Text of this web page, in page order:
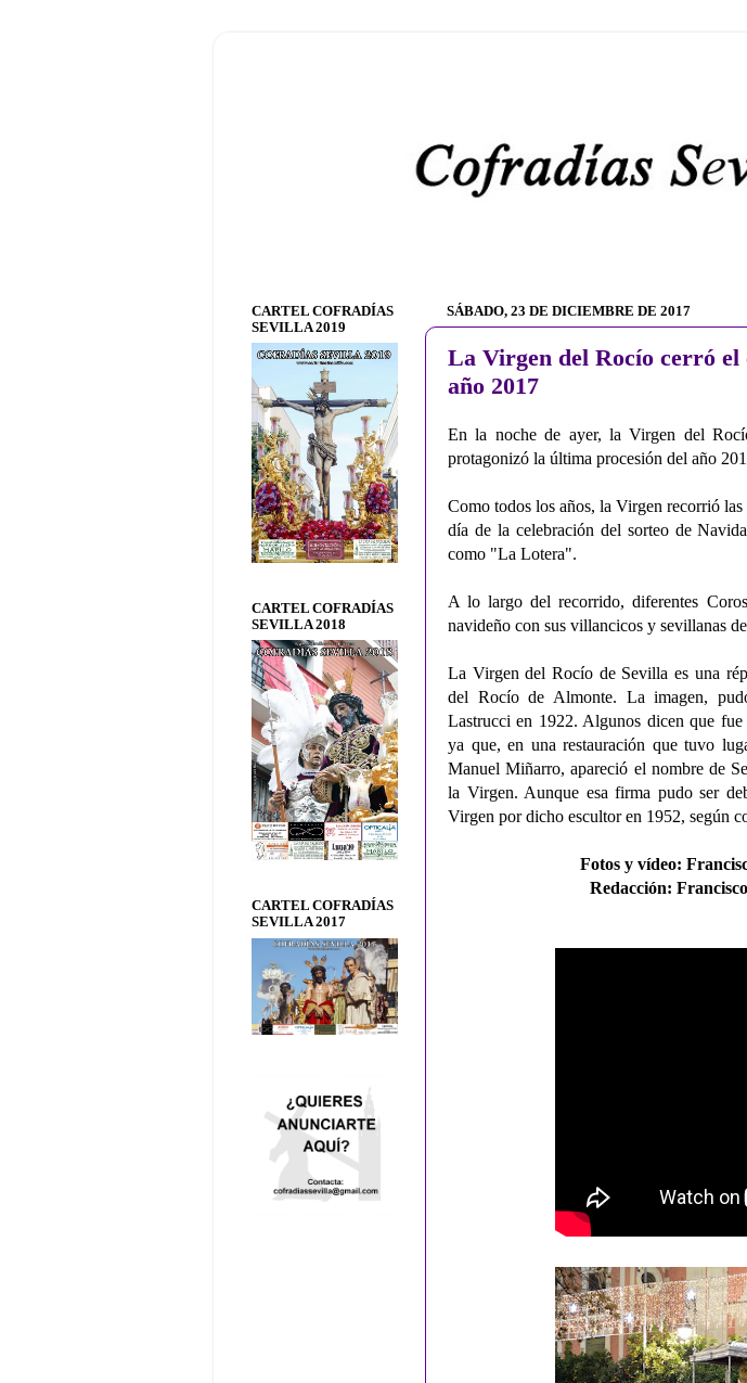
SÁBADO, 23 DE DICIEMBRE DE 2017
La Virgen del Rocío cerró el
año 2017
En la noche de ayer, la Virgen del
protagonizó la última procesión del año
Como todos los años, la Virgen recorrió
día de la celebración del sorteo de
como "La Lotera".
A lo largo del recorrido, diferentes
navideño con sus villancicos y sevillanas
La Virgen del Rocío de Sevilla es una
del Rocío de Almonte. La imagen,
Lastrucci en 1922. Algunos dicen que fue
ya que, en una restauración que tuvo
Manuel Miñarro, apareció el nombre de
la Virgen. Aunque esa firma pudo ser
Virgen por dicho escultor en 1952, según
Fotos y vídeo:
Redacción:
CARTEL COFRADÍAS
SEVILLA 2019
CARTEL COFRADÍAS
SEVILLA 2018
CARTEL COFRADÍAS
SEVILLA 2017